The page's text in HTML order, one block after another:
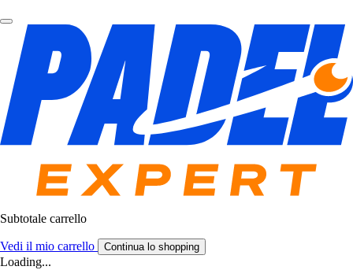
Subtotale carrello
Vedi il mio carrello Continua lo shopping
Loading...